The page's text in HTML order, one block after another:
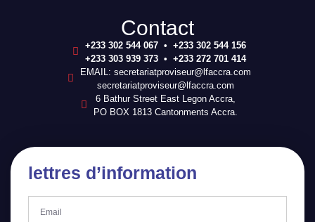
Contact
+233 302 544 067 • +233 302 544 156
+233 303 939 373 • +233 272 701 414
EMAIL: secretariatproviseur@lfaccra.com
secretariatproviseur@lfaccra.com
6 Bathur Street East Legon Accra,
PO BOX 1813 Cantonments Accra.
lettres d’information